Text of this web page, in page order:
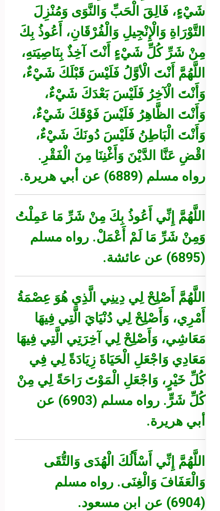
شَيْءٍ، فَالِقَ الْحَبِّ وَالنَّوَى وَمُنْزِلَ
التَّوْرَاةِ وَالْإِنْجِيلِ وَالْفُرْقَانِ، أَعُوذُ بِكَ
مِنْ شَرِّ كُلِّ شَيْءٍ أَنْتَ آخِذٌ بِنَاصِيَتهِِ،
اللَّهُمَّ أَنْتَ الْأوََّلُ فَلَيْسَ قَبْلَكَ شَيْءٌ،
وَأَنْتَ الْآخِرُ فَلَيْسَ بَعْدَكَ شَيْءٌ،
وَأَنْتَ الظَّاهِرُ فَلَيْسَ فَوْقَكَ شَيْءٌ،
وَأَنْتَ الْبَاطِنُ فَلَيْسَ دُونَكَ شَيْءٌ،
اقْضِ عَنَّا الدَّيْنَ وَأَغْنِنَا مِنَ الْفَقْرِ.
رواه مسلم (6889) عن أبي هريرة.
اللَّهُمَّ إِنِّي أَعُوذُ بِكَ مِنْ شَرِّ مَا عَمِلْتُ
وَمِنْ شَرِّ مَا لَمْ أَعْمَلْ. رواه مسلم
(6895) عن عائشة.
اللَّهُمَّ أَصْلِحْ لِي دِينِي الَّذِي هُوَ عِصْمَةُ
أَمْرِي، وَأَصْلِحْ لِي دُنْيَايَ الَّتِي فِيهَا
مَعَاشِي، وَأَصْلِحْ لِي آخِرَتِي الَّتِي فِيهَا
مَعَادِي وَاجْعَلِ الْحَيَاةَ زِيَادَةً لِي فِي
كُلِّ خَيْرٍ، وَاجْعَلِ الْمَوْتَ رَاحَةً لِي مِنْ
كُلِّ شَرٍّ.
رواه مسلم (6903) عن
أبي هريرة.
اللَّهُمَّ إِنِّي أَسْأَلُكَ الْهُدَى وَالتُّقَى
وَالْعَفَافَ وَالْغِنَى. رواه مسلم
(6904) عن ابن مسعود.